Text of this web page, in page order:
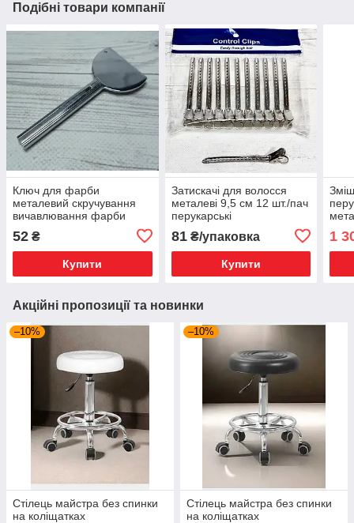
Подібні товари компанії
Ключ для фарби
металевий скручування
вичавлювання фарби
52 ₴
Купити
Затискачі для волосся
металеві 9,5 см 12 шт./пач
перукарські
81₴/упаковка
Купити
1
Акційні пропозиції та новинки
–10%
Стілець майстра без спинки
на коліщатках
–10%
Стілець майстра без спинки
на коліщатках